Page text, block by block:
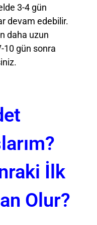
3-4 gün
devam edebilir.
daha uzun
10 gün sonra
İlk
Olur?